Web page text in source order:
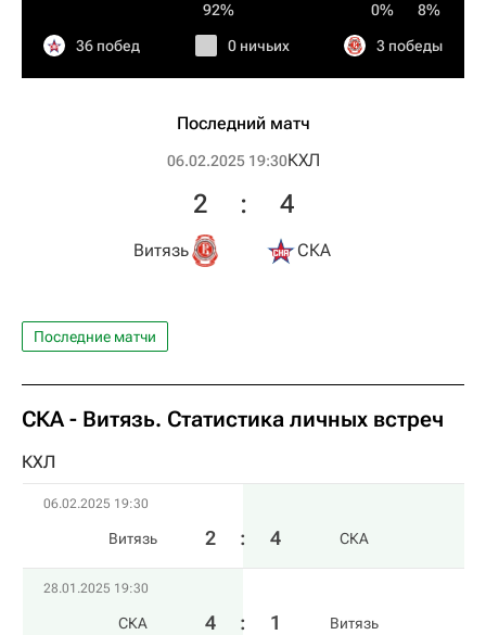
92% 0% 8%
36 побед 0 ничьих 3 победы
Последний матч
06.02.2025 19:30КХЛ
Витязь
2 : 4
СКА
Последние матчи
СКА - Витязь. Статистика личных встреч
КХЛ
06.02.2025 19:30
Витязь 2 : 4 СКА
28.01.2025 19:30
СКА 4 : 1 Витязь